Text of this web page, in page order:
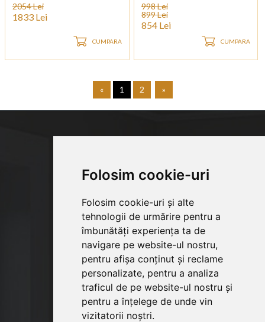
Folosim cookie-uri
Folosim cookie-uri și alte
tehnologii de urmărire pentru a
îmbunătăți experiența ta de
navigare pe website-ul nostru,
pentru afișa conținut și reclame
personalizate, pentru a analiza
traficul de pe website-ul nostru și
pentru a înțelege de unde vin
vizitatorii noștri.
2054 Lei
1833 Lei
CUMPARA
998 Lei
899 Lei
854 Lei
CUMPARA
« 1 2 »
© Copyright 2026bucatariepremium.ro
Web designbyRoyalty